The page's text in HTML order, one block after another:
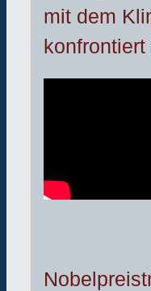
mit dem
konfrontiert